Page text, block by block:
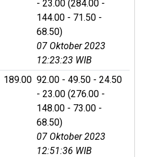
- 23.00 (284.00 -
144.00 - 71.50 -
68.50)
07 Oktober 2023
12:23:23 WIB
189.00 92.00 - 49.50 - 24.50
- 23.00 (276.00 -
148.00 - 73.00 -
68.50)
07 Oktober 2023
12:51:36 WIB